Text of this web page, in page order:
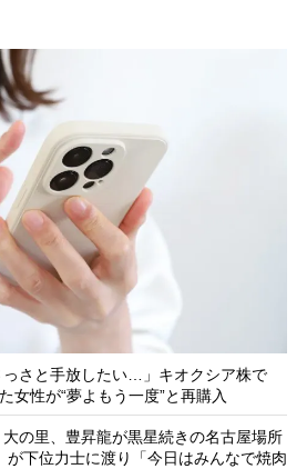
っさと手放したい…」キオクシア株で
女性が“夢よもう一度”と再購入
大の里、豊昇龍が黒星続きの名古屋場所
が下位力士に渡り「今日はみんなで焼肉